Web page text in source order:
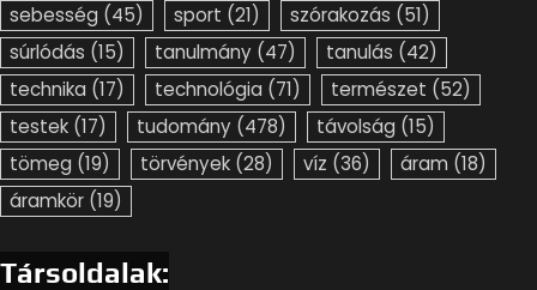
sebesség (45) sport (21) szórakozás (51)
súrlódás (15) tanulmány (47) tanulás (42)
technika (17) technológia (71) természet (52)
testek (17) tudomány (478) távolság (15)
tömeg (19) törvények (28) víz (36) áram (18)
áramkör (19)
Társoldalak: